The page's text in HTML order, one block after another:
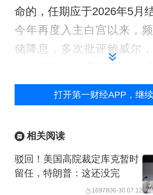
命的，任期应于2026年5月
今年再度入主白宫以来，
储降息，多次批评鲍威尔
特朗普作为总统没有解除
权限，他将工作至任期结
的翻修成本为新的“突破口”
尔任期届满前解雇他。
打开第一财经APP，继
相关阅读
驳回！美国高院裁定库克暂时
留任，特朗普：这还没完
1697806-30 07:12